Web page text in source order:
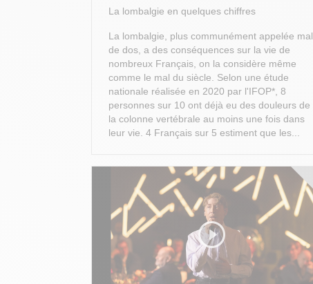
La lombalgie en quelques chiffres
La lombalgie, plus communément appelée mal
de dos, a des conséquences sur la vie de
nombreux Français, on la considère même
comme le mal du siècle. Selon une étude
nationale réalisée en 2020 par l'IFOP*, 8
personnes sur 10 ont déjà eu des douleurs de
la colonne vertébrale au moins une fois dans
leur vie. 4 Français sur 5 estiment que les...